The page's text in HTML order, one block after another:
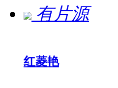
有片源
红菱艳